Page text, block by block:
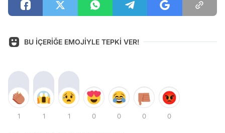
BU İÇERİĞE EMOJİYLE TEPKİ VER!
1 1 1 0 0 0 0